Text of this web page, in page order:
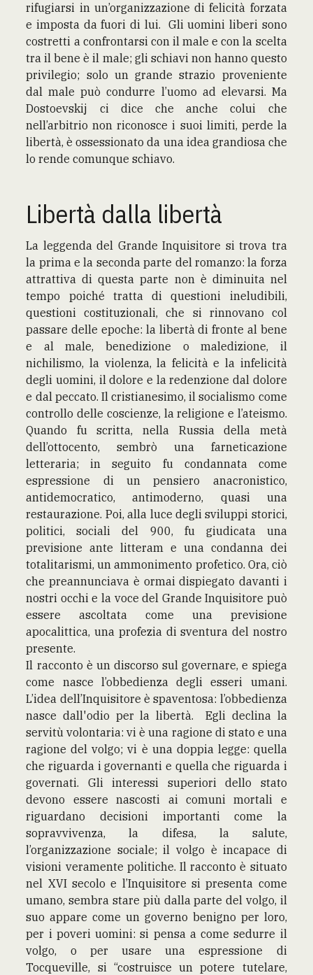
rifugiarsi in un’organizzazione di felicità forzata
e imposta da fuori di lui. Gli uomini liberi sono
costretti a confrontarsi con il male e con la scelta
tra il bene è il male; gli schiavi non hanno questo
privilegio; solo un grande strazio proveniente
dal male può condurre l’uomo ad elevarsi. Ma
Dostoevskij ci dice che anche colui che
nell’arbitrio non riconosce i suoi limiti, perde la
libertà, è ossessionato da una idea grandiosa che
lo rende comunque schiavo.
Libertà dalla libertà
La leggenda del Grande Inquisitore si trova tra
la prima e la seconda parte del romanzo: la forza
attrattiva di questa parte non è diminuita nel
tempo poiché tratta di questioni ineludibili,
questioni costituzionali, che si rinnovano col
passare delle epoche: la libertà di fronte al bene
e al male, benedizione o maledizione, il
nichilismo, la violenza, la felicità e la infelicità
degli uomini, il dolore e la redenzione dal dolore
e dal peccato. Il cristianesimo, il socialismo come
controllo delle coscienze, la religione e l’ateismo.
Quando fu scritta, nella Russia della metà
dell’ottocento, sembrò una farneticazione
letteraria; in seguito fu condannata come
espressione di un pensiero anacronistico,
antidemocratico, antimoderno, quasi una
restaurazione. Poi, alla luce degli sviluppi storici,
politici, sociali del 900, fu giudicata una
previsione ante litteram e una condanna dei
totalitarismi, un ammonimento profetico. Ora, ciò
che preannunciava è ormai dispiegato davanti i
nostri occhi e la voce del Grande Inquisitore può
essere ascoltata come una previsione
apocalittica, una profezia di sventura del nostro
presente.
Il racconto è un discorso sul governare, e spiega
come nasce l’obbedienza degli esseri umani.
L’idea dell’Inquisitore è spaventosa: l’obbedienza
nasce dall'odio per la libertà. Egli declina la
servitù volontaria: vi è una ragione di stato e una
ragione del volgo; vi è una doppia legge: quella
che riguarda i governanti e quella che riguarda i
governati. Gli interessi superiori dello stato
devono essere nascosti ai comuni mortali e
riguardano decisioni importanti come la
sopravvivenza, la difesa, la salute,
l’organizzazione sociale; il volgo è incapace di
visioni veramente politiche. Il racconto è situato
nel XVI secolo e l’Inquisitore si presenta come
umano, sembra stare più dalla parte del volgo, il
suo appare come un governo benigno per loro,
per i poveri uomini: si pensa a come sedurre il
volgo, o per usare una espressione di
Tocqueville, si “costruisce un potere tutelare,